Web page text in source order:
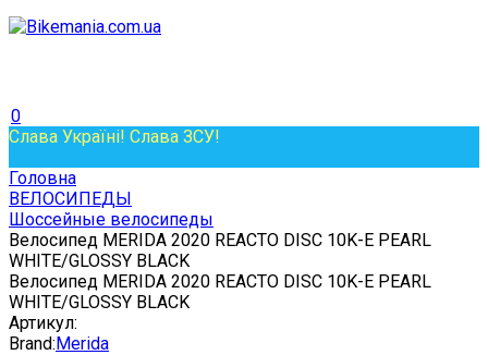
0
Слава Україні! Слава ЗСУ!
Головна
ВЕЛОСИПЕДЫ
Шоссейные велосипеды
Велосипед MERIDA 2020 REACTO DISC 10K-E PEARL
WHITE/GLOSSY BLACK
Велосипед MERIDA 2020 REACTO DISC 10K-E PEARL
WHITE/GLOSSY BLACK
Артикул:
Brand:Merida